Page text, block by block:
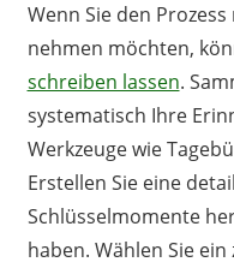
Wenn Sie den
nehmen möchten,
schreiben lassen.
systematisch Ihre
Werkzeuge wie
Erstellen Sie eine
Schlüsselmomente
haben. Wählen Sie